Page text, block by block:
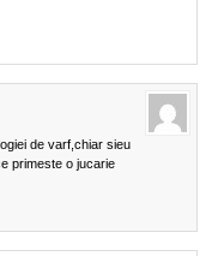
de varf,chiar sieu
primeste o jucarie